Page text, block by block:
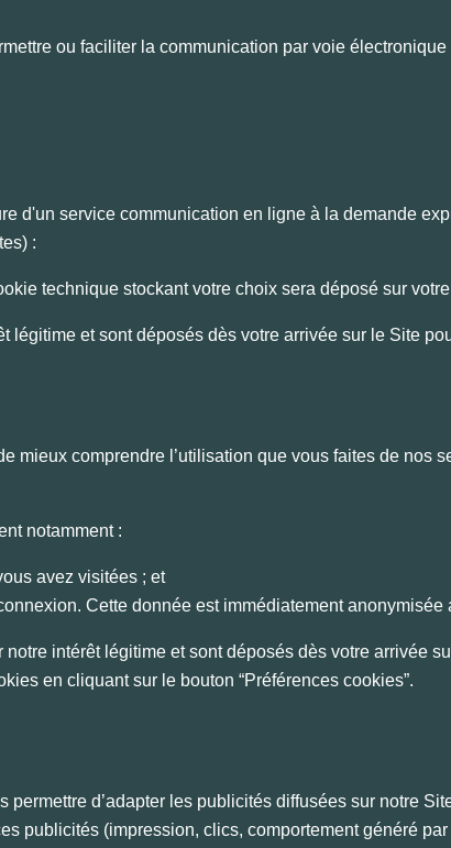
ou faciliter la communication par voie électronique
d'un service communication en ligne à la demande
:
technique stockant votre choix sera déposé sur votre
légitime et sont déposés dès votre arrivée sur le Site
mieux comprendre l’utilisation que vous faites de nos
notamment :
avez visitées ; et
Cette donnée est immédiatement anonymisée
intérêt légitime et sont déposés dès votre arrivée
en cliquant sur le bouton “Préférences cookies”.
d’adapter les publicités diffusées sur notre
publicités (impression, clics, comportement généré